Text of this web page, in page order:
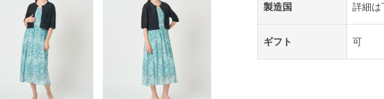
製造国 詳細は
ギフト 可